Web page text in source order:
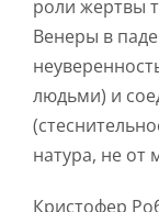
роли жертвы
Венеры в
людьми) и
натура, не от
Кристофер